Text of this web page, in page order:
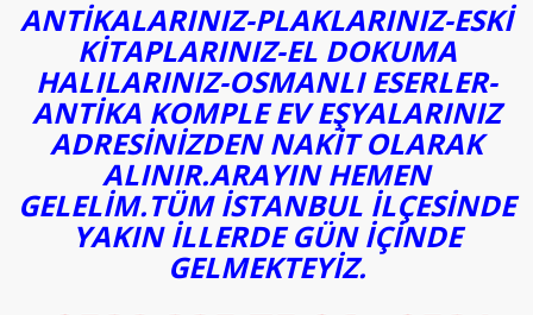
ANTİKALARINIZ-PLAKLARINIZ-ESKİ
KİTAPLARINIZ-EL DOKUMA
HALILARINIZ-OSMANLI ESERLER-
ANTİKA KOMPLE EV EŞYALARINIZ
ADRESİNİZDEN NAKİT OLARAK
ALINIR.ARAYIN HEMEN
GELELİM.TÜM İSTANBUL İLÇESİNDE
YAKIN İLLERDE GÜN İÇİNDE
GELMEKTEYİZ.